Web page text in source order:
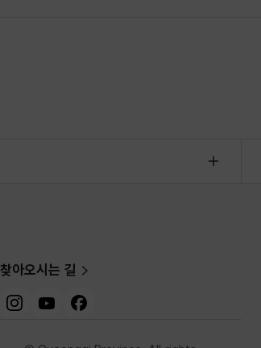
찾아오시는 길
인스타그램
유튜브 페이스북